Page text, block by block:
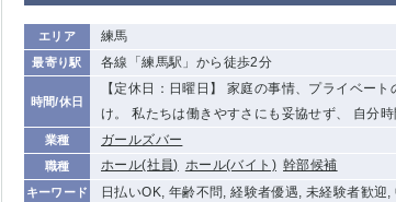
エリア 練馬
最寄り駅 各線「練馬駅」から徒歩2分
時間/休日
【定休日：日曜日】 家庭の事情、プライベー
け。 私たちは働きやすさにも妥協せず、 自分
業種 ガールズバー
職種 ホール(社員) ホール(バイト) 幹部候補
キーワード 日払いOK, 年齢不問, 経験者優遇, 未経験者歓